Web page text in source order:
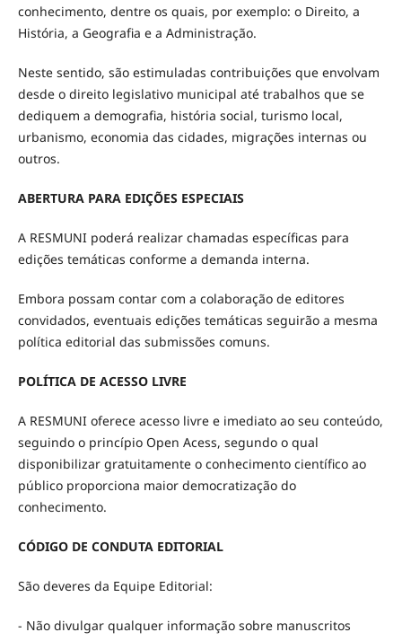
conhecimento, dentre os quais, por exemplo: o Direito, a
História, a Geografia e a Administração.
Neste sentido, são estimuladas contribuições que envolvam
desde o direito legislativo municipal até trabalhos que se
dediquem a demografia, história social, turismo local,
urbanismo, economia das cidades, migrações internas ou
outros.
ABERTURA PARA EDIÇÕES ESPECIAIS
A RESMUNI poderá realizar chamadas específicas para
edições temáticas conforme a demanda interna.
Embora possam contar com a colaboração de editores
convidados, eventuais edições temáticas seguirão a mesma
política editorial das submissões comuns.
POLÍTICA DE ACESSO LIVRE
A RESMUNI oferece acesso livre e imediato ao seu conteúdo,
seguindo o princípio Open Acess, segundo o qual
disponibilizar gratuitamente o conhecimento científico ao
público proporciona maior democratização do
conhecimento.
CÓDIGO DE CONDUTA EDITORIAL
São deveres da Equipe Editorial:
- Não divulgar qualquer informação sobre manuscritos